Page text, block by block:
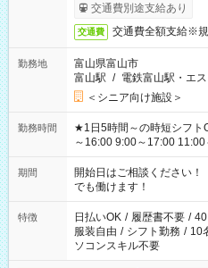
完了次第のお支払いとなり
交通費別途支給あり
交通費 交通費全額支給※
勤務地
富山県富山市
富山駅 / 電鉄富山駅・エ
＜シニア向け施設＞
勤務時間
★1日5時間～の時短シフトOK ★スタート時間選べます
～16:00 9:00～17:00 11:00～
の場合、他のお仕事と合わ
せん ※法令に基づき、週
象となります ※労働者派遣
り、短時間・短期間の就業
期間
開始日はご相談ください
でも働けます！
特徴 日払いOK / 履歴書不要 /
服装自由 / シフト勤務 / 10
ソコンスキル不要